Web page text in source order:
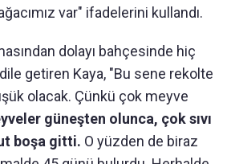
var" ifadelerini kullandı.
dolayı bahçesinde hiç
getiren Kaya, "Bu sene rekolte
olacak. Çünkü çok meyve
güneşten olunca, çok sıvı
boşa gitti. O yüzden de biraz